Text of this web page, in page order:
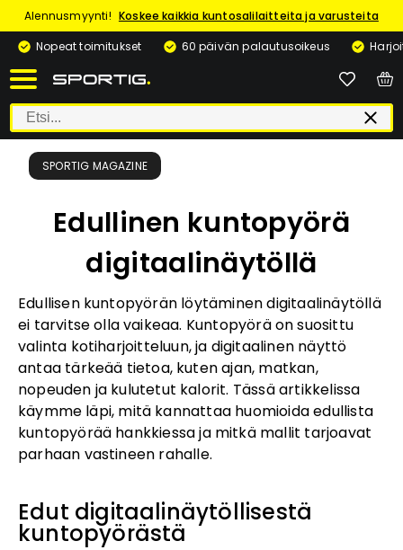
Alennusmyynti! Koskee kaikkia kuntosalilaitteita ja varusteita
Nopeat toimitukset
60 päivän palautusoikeus
SPORTIG MAGAZINE
Edullinen kuntopyörä
digitaalinäytöllä
Edullisen kuntopyörän löytäminen digitaalinäytöllä
ei tarvitse olla vaikeaa. Kuntopyörä on suosittu
valinta kotiharjoitteluun, ja digitaalinen näyttö
antaa tärkeää tietoa, kuten ajan, matkan,
nopeuden ja kulutetut kalorit. Tässä artikkelissa
käymme läpi, mitä kannattaa huomioida edullista
kuntopyörää hankkiessa ja mitkä mallit tarjoavat
parhaan vastineen rahalle.
Edut digitaalinäytöllisestä
kuntopyörästä